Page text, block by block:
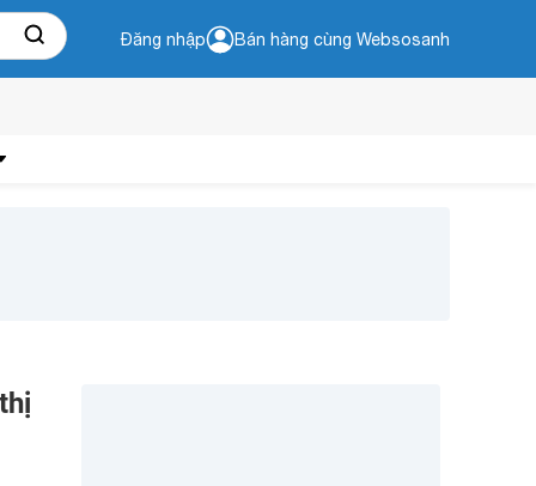
Đăng nhập Bán hàng cùng Websosanh